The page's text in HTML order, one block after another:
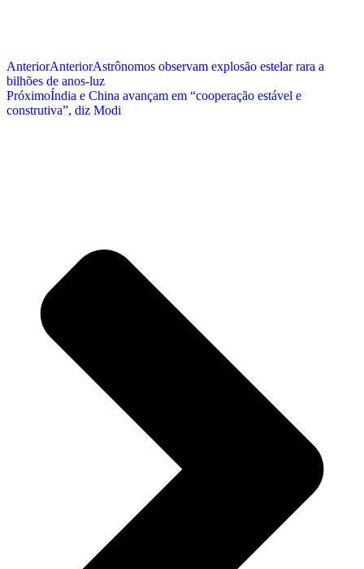
AnteriorAnteriorAstrônomos observam explosão estelar rara a
bilhões de anos-luz
PróximoÍndia e China avançam em “cooperação estável e
construtiva”, diz Modi